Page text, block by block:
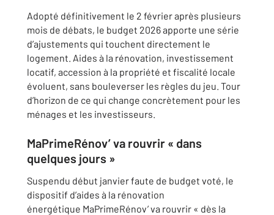
Adopté définitivement le 2 février après plusieurs
mois de débats, le budget 2026 apporte une série
d’ajustements qui touchent directement le
logement. Aides à la rénovation, investissement
locatif, accession à la propriété et fiscalité locale
évoluent, sans bouleverser les règles du jeu. Tour
d’horizon de ce qui change concrètement pour les
ménages et les investisseurs.
MaPrimeRénov’ va rouvrir « dans
quelques jours »
Suspendu début janvier faute de budget voté, le
dispositif d’aides à la rénovation
énergétique MaPrimeRénov’ va rouvrir « dès la